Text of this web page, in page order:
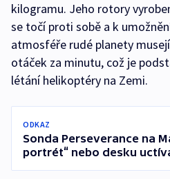
kilogramu. Jeho rotory
se točí proti sobě a k
atmosféře rudé planety
otáček za minutu, což je
létání helikoptéry na Zemi.
ODKAZ
Sonda Perseverance na
portrét“ nebo desku